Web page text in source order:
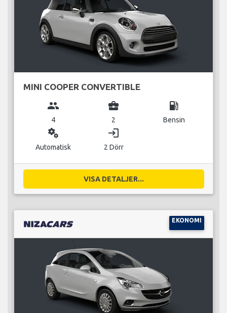
MINI COOPER CONVERTIBLE
group
4
business_center
2
local_gas_station
Bensin
miscellaneous_services
Automatisk
login
2 Dörr
VISA DETALJER...
EKONOMI